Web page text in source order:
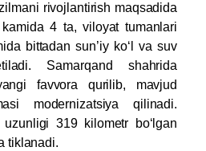
rivojlantirish maqsadida
4 ta, viloyat tumanlari
bittadan sun’iy ko‘l va suv
Samarqand shahrida
favvora qurilib, mavjud
modernizatsiya qilinadi.
319 kilometr bo‘lgan
tiklanadi.